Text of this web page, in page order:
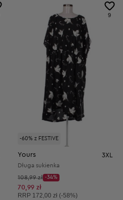
-60% z FESTIVE
9
Yours 3XL
Długa sukienka
Cena początkowa:
108,99 zł
Discount Price:
-34%
Obniżona cena:
70,99 zł
Cena sugerowana:
RRP 172,00 zł (-58%)